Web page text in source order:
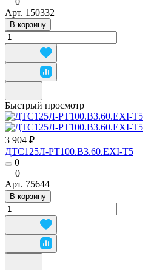
Арт. 150332
В корзину
Быстрый просмотр
3 904 ₽
ДТС125Л-РТ100.В3.60.ЕХI-Т5
0
0
Арт. 75644
В корзину